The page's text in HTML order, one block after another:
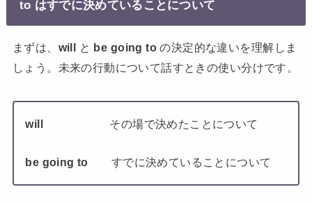
to はすでに決めていることについて
まずは、 will と be going to の決定的な違いを理解しま
しょう。未来の行動について話すときの使い分けです。
will その場で決めたことについて
be going to すでに決めていることについて